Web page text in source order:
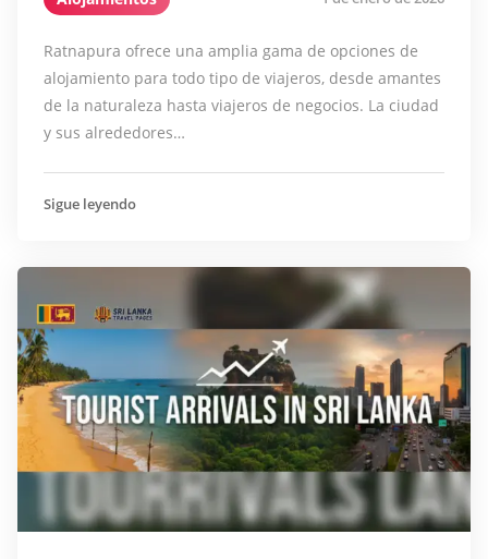
Ratnapura ofrece una amplia gama de opciones de
alojamiento para todo tipo de viajeros, desde amantes
de la naturaleza hasta viajeros de negocios. La ciudad
y sus alrededores…
Sigue leyendo